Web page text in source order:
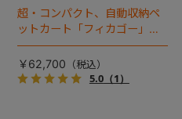
超・コンパクト、自動収納ペ
ットカート「フィカゴー」に
キャビン着脱タイプが新登
場！
￥62,700
5.0（1）